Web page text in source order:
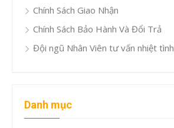
Chính Sách Giao Nhận
Chính Sách Bảo Hành Và Đổi Trả
Đội ngũ Nhân Viên tư vấn nhiệt tình
Danh mục